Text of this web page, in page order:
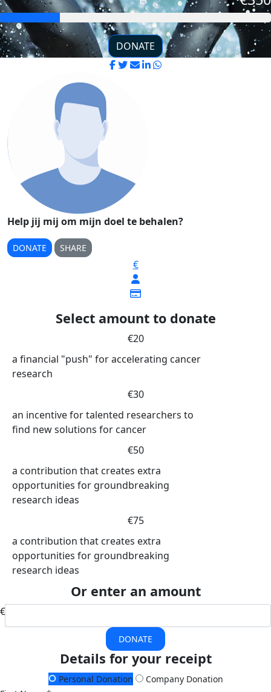
DONATE
Help jij mij om mijn doel te behalen?
DONATE SHARE
€
Select amount to donate
€20
a financial "push" for accelerating cancer
research
€30
an incentive for talented researchers to
find new solutions for cancer
€50
a contribution that creates extra
opportunities for groundbreaking
research ideas
€75
a contribution that creates extra
opportunities for groundbreaking
research ideas
Or enter an amount
€
DONATE
Details for your receipt
Personal Donation
Company Donation